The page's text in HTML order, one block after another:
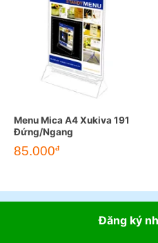
Menu Mica A4 Xukiva 191
Đứng/Ngang
85.000đ
Đăng ký